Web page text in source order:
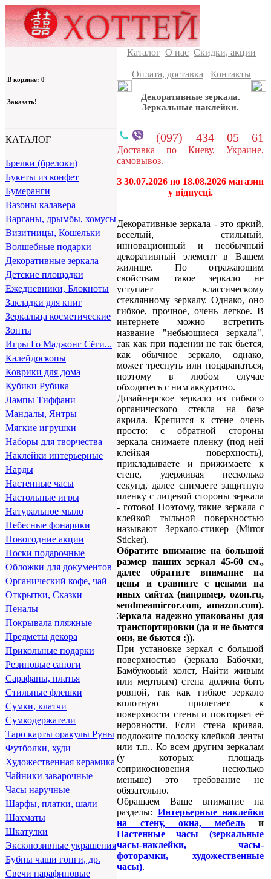
В корзине: 0
Заказать!
КАТАЛОГ
Брелки (брелоки)
Букеты из конфет
Бумеранги
Вазоны калавера
Варганы, дрымбы, хомусы
Визитницы, Кошельки
Волшебные подарки
Декоративные зеркала
Детские площадки
Ежедневники, Блокноты
Закладки для книг
Зеркальца косметические
Зонты
Игры Го Маджонг Сёги...
Калейдоскопы
Коврики для дома
Кубики Рубика
Лампы Тиффани
Мандалы, Янтры
Мягкие игрушки
Наборы для творчества
Наклейки интерьерные
Нарды
Настенные часы
Настольные игры
Натуральное мыло
Небесные фонарики
Новогодние акции
Носки подарочные
Обложки для документов
Органический кофе, чай
Открытки, Сказки
Пеналы
Покрывала пляжные
Предметы декора
Прикольные подарки
Резиновые сапоги
Сарафаны, платья
Стильные флешки
Сумки, клатчи
Сумкодержатели
Таро карты оракулы Руны
Футболки, худи
Художественная керамика
Чайники заварочные
Часы наручные
Шарфы, платки, шали
Шахматы
Шкатулки
Эксклюзивные украшения
Бубны чаши гонги, др.
Свечи парафиновые
Каталог О нас Скидки, акции
Оплата, доставка Контакты
Декоративные зеркала.
Зеркальные наклейки.
(097) 434 05 61
Доставка по Киеву, Украине,
самовывоз.
З 30.07.2026 по 18.08.2026 магазин
у відпусці.
Декоративные зеркала - это яркий,
веселый, стильный,
инновационный и необычный
декоративный элемент в Вашем
жилище. По отражающим
свойствам такое зеркало не
уступает классическому
стеклянному зеркалу. Однако, оно
гибкое, прочное, очень легкое. В
интернете можно встретить
название "небьющиеся зеркала",
так как при падении не так бьется,
как обычное зеркало, однако,
может треснуть или поцарапаться,
поэтому в любом случае
обходитесь с ним аккуратно.
Дизайнерское зеркало из гибкого
органического стекла на базе
акрила. Крепится к стене очень
просто: с обратной стороны
зеркала снимаете пленку (под ней
клейкая поверхность),
прикладываете и прижимаете к
стене, удерживая несколько
секунд, далее снимаете защитную
пленку с лицевой стороны зеркала
- готово! Поэтому, такие зеркала с
клейкой тыльной поверхностью
называют Зеркало-стикер (Mirror
Sticker).
Обратите внимание на большой
размер наших зеркал 45-60 см.,
далее обратите внимание на
цены и сравните с ценами на
иных сайтах (например, ozon.ru,
sendmeamirror.com, amazon.com).
Зеркала надежно упакованы для
транспортировки (да и не бьются
они, не бьются :)).
При установке зеркал с большой
поверхностью (зеркала Бабочки,
Бамбуковый холст, Найти живым
или мертвым) стена должна быть
ровной, так как гибкое зеркало
вплотную прилегает к
поверхности стены и повторяет её
неровности. Если стена кривая,
подложите полоску клейкой ленты
или т.п.. Ко всем другим зеркалам
(у которых площадь
соприкосновения несколько
меньше) это требование не
обязательно.
Обращаем Ваше внимание на
разделы: Интерьерные наклейки
на стену, окна, мебель и
Настенные часы (зеркальные
часы-наклейки, часы-
фоторамки, художественные
часы).